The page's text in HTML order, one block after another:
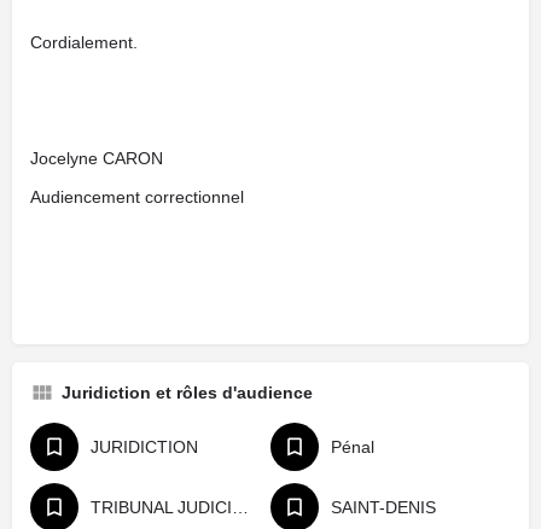
Cordialement.
Jocelyne CARON
Audiencement correctionnel
Juridiction et rôles d'audience
JURIDICTION Pénal
SAINT-DENIS